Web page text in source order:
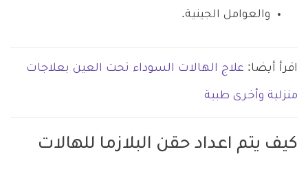
والعوامل الجينية.
اقرأ أيضا: علاج الهالات السوداء تحت العين بعلاجات
منزلية وأخرى طبية
كيف يتم اعداد حقن البلازما للهالات